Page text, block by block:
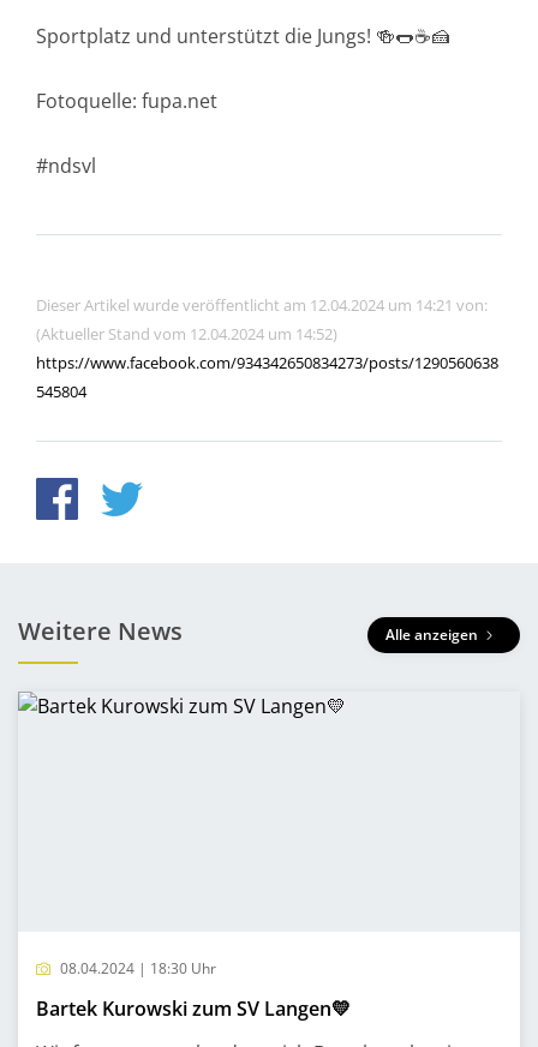
Sportplatz und unterstützt die Jungs! 🍻🌭☕️🍰
Fotoquelle: fupa.net
#ndsvl
Dieser Artikel wurde veröffentlicht am 12.04.2024 um 14:21 von:
(Aktueller Stand vom 12.04.2024 um 14:52)
https://www.facebook.com/934342650834273/posts/1290560638
545804
Weitere News Alle anzeigen
08.04.2024 | 18:30 Uhr
Bartek Kurowski zum SV Langen💛